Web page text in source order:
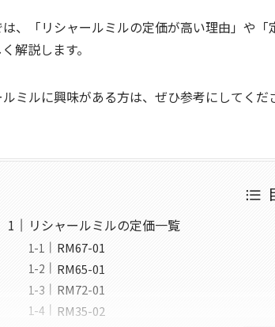
、「リシャールミルの定価が高い理由」や
解説します。
ミルに興味がある方は、ぜひ参考にしてくだ
リシャールミルの定価一覧
RM67-01
RM65-01
RM72-01
RM35-02